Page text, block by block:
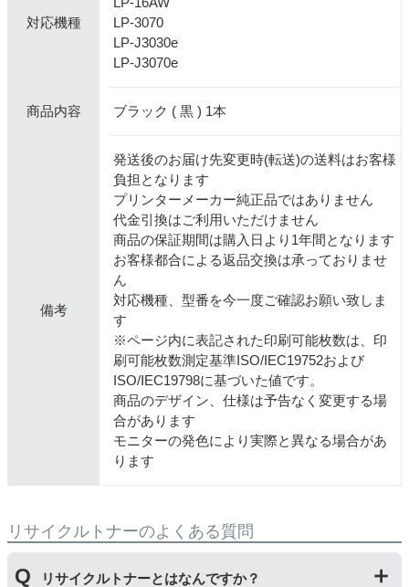
対応機種
LP-3070
LP-J3030e
LP-J3070e
商品内容 ブラック ( 黒 ) 1本
備考
発送後のお届け先変更時(転送)の送料はお客様
負担となります
プリンターメーカー純正品ではありません
代金引換はご利用いただけません
商品の保証期間は購入日より1年間となります
お客様都合による返品交換は承っておりませ
ん
対応機種、型番を今一度ご確認お願い致しま
す
※ページ内に表記された印刷可能枚数は、印
刷可能枚数測定基準ISO/IEC19752および
ISO/IEC19798に基づいた値です。
商品のデザイン、仕様は予告なく変更する場
合があります
モニターの発色により実際と異なる場合があ
ります
リサイクルトナーのよくある質問
リサイクルトナーとはなんですか？